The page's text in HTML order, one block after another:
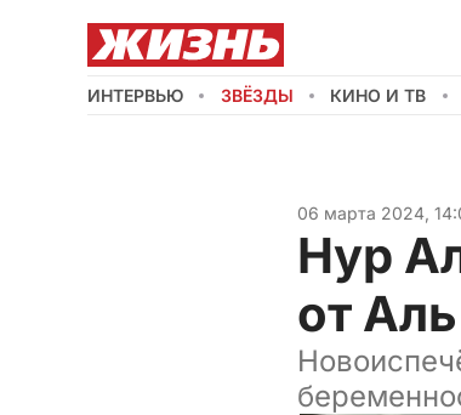
ИНТЕРВЬЮ ЗВЁЗДЫ КИНО И ТВ
06 марта 2024,
Нур
от